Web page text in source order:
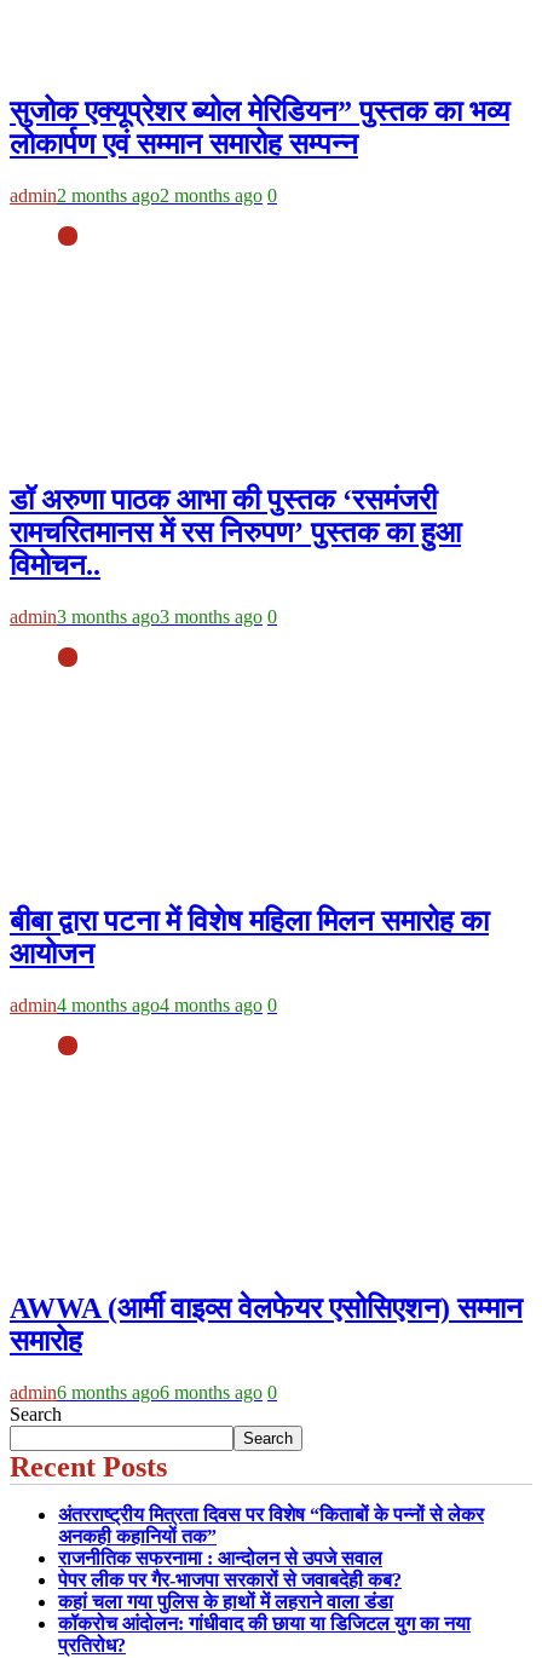
सुजोक एक्यूप्रेशर ब्योल मेरिडियन” पुस्तक का भव्य
लोकार्पण एवं सम्मान समारोह सम्पन्न
admin2 months ago2 months ago 0
डॉ अरुणा पाठक आभा की पुस्तक ‘रसमंजरी
रामचरितमानस में रस निरुपण’ पुस्तक का हुआ
विमोचन..
admin3 months ago3 months ago 0
बीबा द्वारा पटना में विशेष महिला मिलन समारोह का
आयोजन
admin4 months ago4 months ago 0
AWWA (आर्मी वाइव्स वेलफेयर एसोसिएशन) सम्मान
समारोह
admin6 months ago6 months ago 0
Search
Search
Recent Posts
अंतरराष्ट्रीय मित्रता दिवस पर विशेष “किताबों के पन्नों से लेकर
अनकही कहानियों तक”
राजनीतिक सफरनामा : आन्दोलन से उपजे सवाल
पेपर लीक पर गैर-भाजपा सरकारों से जवाबदेही कब?
कहां चला गया पुलिस के हाथों में लहराने वाला डंडा
कॉकरोच आंदोलन: गांधीवाद की छाया या डिजिटल युग का नया
प्रतिरोध?